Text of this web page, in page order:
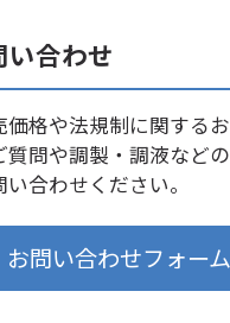
い合わせ
格や法規制に関するお
質問や調製・調液など
合わせください。
お問い合わせフォー